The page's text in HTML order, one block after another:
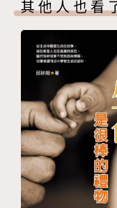
科技已能有效地
的中年人口死亡
大學教授們的研
疾病，即產生自
念，就像在大腦
示，牽引著自己走
因此，何權峰決定
切入人們的生活。
痊癒，更要讓「未
其他人也看